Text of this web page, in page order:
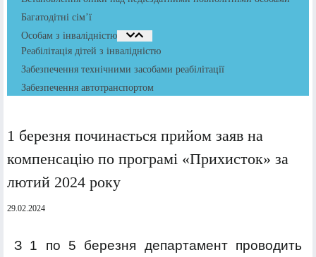
Багатодітні сім’ї
Особам з інвалідністю
Реабілітація дітей з інвалідністю
Забезпечення технічними засобами реабілітації
Забезпечення автотранспортом
1 березня починається прийом заяв на
компенсацію по програмі «Прихисток» за
лютий 2024 року
29.02.2024
З 1 по 5 березня департамент проводить